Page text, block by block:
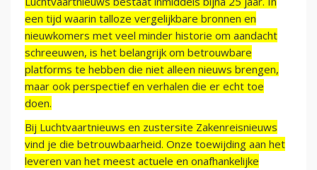
een tijd waarin talloze vergelijkbare bronnen en
nieuwkomers met veel minder historie om aandacht
schreeuwen, is het belangrijk om betrouwbare
platforms te hebben die niet alleen nieuws brengen,
maar ook perspectief en verhalen die er echt toe
doen.
Bij Luchtvaartnieuws en zustersite Zakenreisnieuws
vind je die betrouwbaarheid. Onze toewijding aan het
leveren van het meest actuele en onafhankelijke